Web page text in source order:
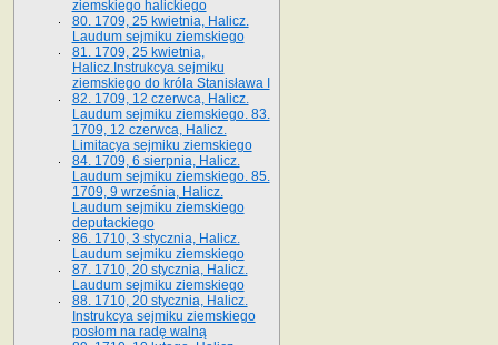
ziemskiego halickiego
80. 1709, 25 kwietnia, Halicz.
Laudum sejmiku ziemskiego
81. 1709, 25 kwietnia,
Halicz.Instrukcya sejmiku
ziemskiego do króla Stanisława I
82. 1709, 12 czerwca, Halicz.
Laudum sejmiku ziemskiego. 83.
1709, 12 czerwca, Halicz.
Limitacya sejmiku ziemskiego
84. 1709, 6 sierpnia, Halicz.
Laudum sejmiku ziemskiego. 85.
1709, 9 września, Halicz.
Laudum sejmiku ziemskiego
deputackiego
86. 1710, 3 stycznia, Halicz.
Laudum sejmiku ziemskiego
87. 1710, 20 stycznia, Halicz.
Laudum sejmiku ziemskiego
88. 1710, 20 stycznia, Halicz.
Instrukcya sejmiku ziemskiego
posłom na radę walną